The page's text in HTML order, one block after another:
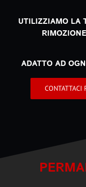
UTILIZZIAMO LA
ADATTO AD
CONTATTACI